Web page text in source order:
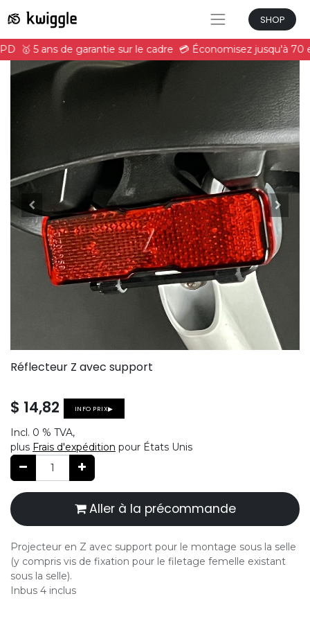
SHOP
🥇 5 ans de garantie sur le cadre 💳 Économisez jusqu'à 70
Réflecteur Z avec support
$ 14,82 INFO PRIX▶
Incl. 0 % TVA,
plus Frais d'expédition pour États Unis
Aller à la précommande
Projecteur en Z avec support pour le montage sous la selle
(y compris vis de fixation pour le filetage femelle existant
sous la selle).
Inbus 4 inclus